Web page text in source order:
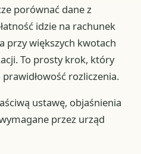
porównać dane z
idzie na rachunek
przy większych kwotach
To prosty krok, który
rozliczenia.
ustawę, objaśnienia
przez urząd